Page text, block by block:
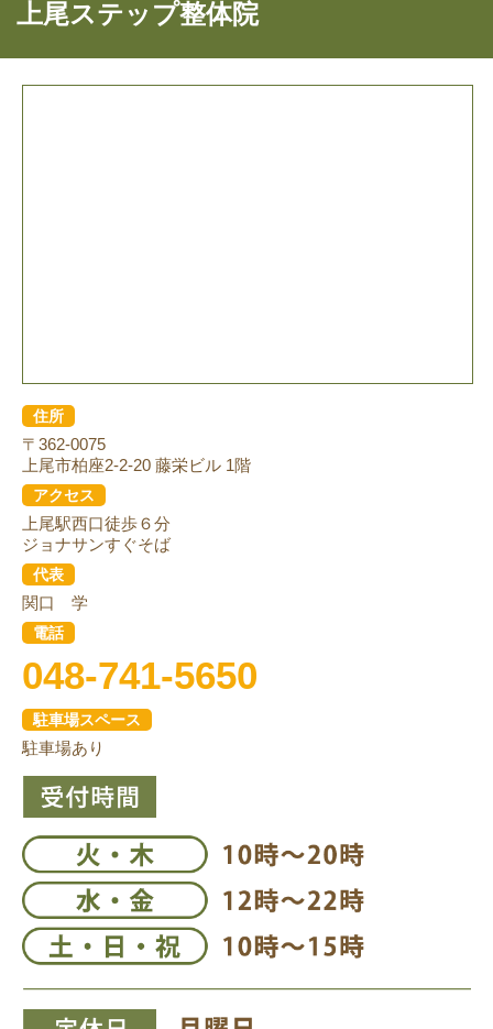
上尾ステップ整体院
住所
〒362-0075
上尾市柏座2-2-20 藤栄ビル 1階
アクセス
上尾駅西口徒歩６分
ジョナサンすぐそば
代表
関口 学
電話
048-741-5650
駐車場スペース
駐車場あり